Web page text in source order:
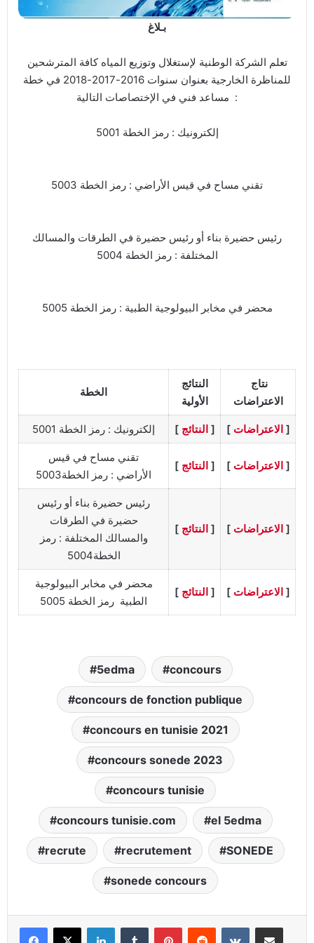
بـلاغ
تعلم الشركة الوطنية لإستغلال وتوزيع المياه كافة المترشحين
للمناظرة الخارجية بعنوان سنوات 2016-2017-2018 في خطة
مساعد فني في الإختصاصات التالية :
إلكترونيك : رمز الخطة 5001
تقني مساح في قيس الأراضي : رمز الخطة 5003
رئيس حضيرة بناء أو رئيس حضيرة في الطرقات والمسالك
المختلفة : رمز الخطة 5004
محضر في مخابر البيولوجية الطبية : رمز الخطة 5005
الخطة
النتائج
الأولية
الاعتراضات
إلكترونيك : رمز الخطة 5001 [ النتائج ] [ الاعتراضات ]
تقني مساح في قيس
الأراضي : رمز الخطة5003
[ النتائج ] [ الاعتراضات ]
رئيس حضيرة بناء أو رئيس
حضيرة في الطرقات
والمسالك المختلفة : رمز
الخطة5004
[ النتائج ] [ الاعتراضات ]
محضر في مخابر البيولوجية
الطبية رمز الخطة 5005
[ النتائج ] [ الاعتراضات ]
5edma concours
concours de fonction publique
concours en tunisie 2021
concours sonede 2023
concours tunisie
concours tunisie.com el 5edma
recrute recrutement SONEDE
sonede concours
LinkedinTumblr PinterestReddit VKontaktePartager par email